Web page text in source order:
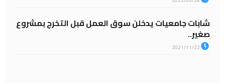
شابات جامعيات يدخلن سوق العمل قبل التخرج بمشروع
صغير..